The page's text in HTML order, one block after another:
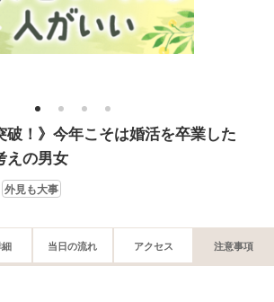
1 2 3 4
破！》今年こそは婚活を卒業した
えの男女
外見も大事
細 当日の流れ アクセス 注意事項